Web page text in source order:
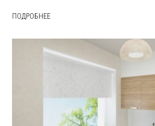
ПОДРОБНЕЕ